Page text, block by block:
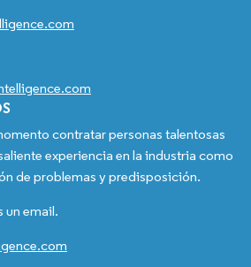
contratar personas talentosas
experiencia en la industria como
de problemas y predisposición.
un email.